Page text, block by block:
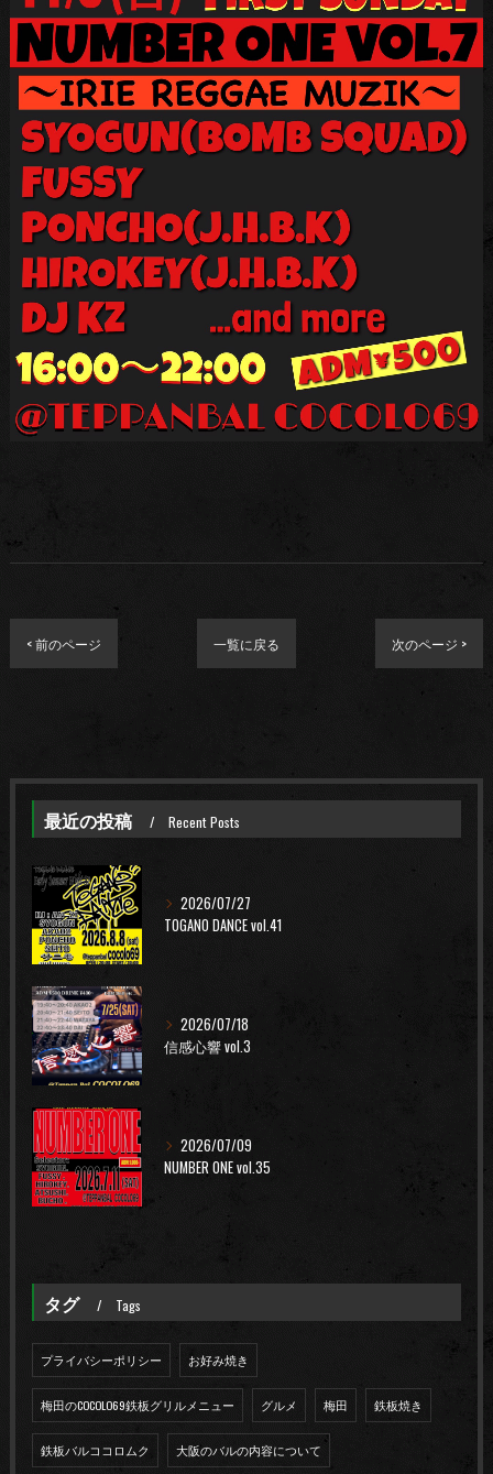
< 前のページ 一覧に戻る 次のページ >
最近の投稿 Recent Posts
2026/07/27
TOGANO DANCE vol.41
2026/07/18
信感心響 vol.3
2026/07/09
NUMBER ONE vol.35
タグ Tags
プライバシーポリシー お好み焼き
梅田のCOCOLO69鉄板グリルメニュー グルメ 梅田 鉄板焼き
鉄板バルココロムク 大阪のバルの内容について